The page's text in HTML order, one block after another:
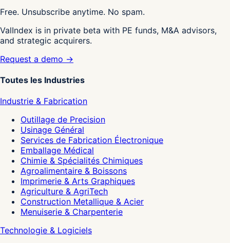
Free. Unsubscribe anytime. No spam.
ValIndex is in private beta with PE funds, M&A advisors,
and strategic acquirers.
Request a demo →
Toutes les Industries
Industrie & Fabrication
Outillage de Precision
Usinage Général
Services de Fabrication Électronique
Emballage Médical
Chimie & Spécialités Chimiques
Agroalimentaire & Boissons
Imprimerie & Arts Graphiques
Agriculture & AgriTech
Construction Metallique & Acier
Menuiserie & Charpenterie
Technologie & Logiciels